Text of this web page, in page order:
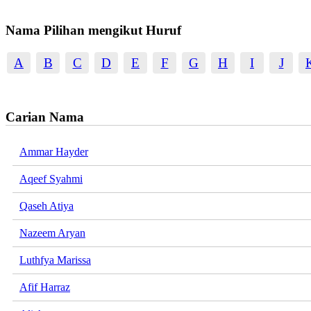
Nama Pilihan mengikut Huruf
A B C D E F G H I J
Carian Nama
Ammar Hayder
Aqeef Syahmi
Qaseh Atiya
Nazeem Aryan
Luthfya Marissa
Afif Harraz